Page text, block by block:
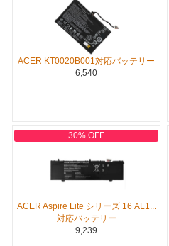
ACER KT0020B001対応バッテリー
6,540
30% OFF
ACER Aspire Lite シリーズ 16 AL1...
対応バッテリー
9,239